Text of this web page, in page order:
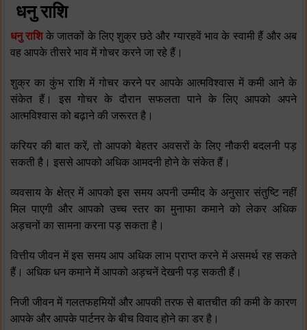
धनु राशि
धनु राशि के जातकों के लिए शुक्र छठे और ग्‍यारहवें भाव के स्‍वामी हैं और अब
वह आपके तीसरे भाव में गोचर करने जा रहे हैं।
शुक्र का कुंभ राशि में गोचर करने पर आपके आत्‍मविश्‍वास में कमी आने के
संकेत हैं। इस गोचर के दौरान सफलता पाने के लिए आपको अपने
आत्‍मविश्‍वास को बढ़ाने की जरूरत है।
करियर की बात करें, तो आपको बेहतर अवसरों के लिए नौकरी बदलनी पड़
सकती है। इससे आपको अधिक आमदनी होने के संकेत हैं।
व्‍यवसाय के क्षेत्र में आपको इस समय अपनी उम्‍मीद के अनुसार संतुष्टि नहीं
मिल पाएगी और आपको उच्‍च स्‍तर का मुनाफा कमाने को लेकर अधिक
अड़चनों का सामना करना पड़ सकता है।
वित्तीय जीवन में इस समय आप अधिक लाभ प्राप्‍त करने में असमर्थ रह सकते
हैं। अधिक धन कमाने में आपको अड़चनें देखनी पड़ सकती हैं।
निजी जीवन में गलतफहमियों और आपकी तरफ से बातचीत की कमी के कारण
आपके और आपके पार्टनर के बीच विवाद होने का डर है।